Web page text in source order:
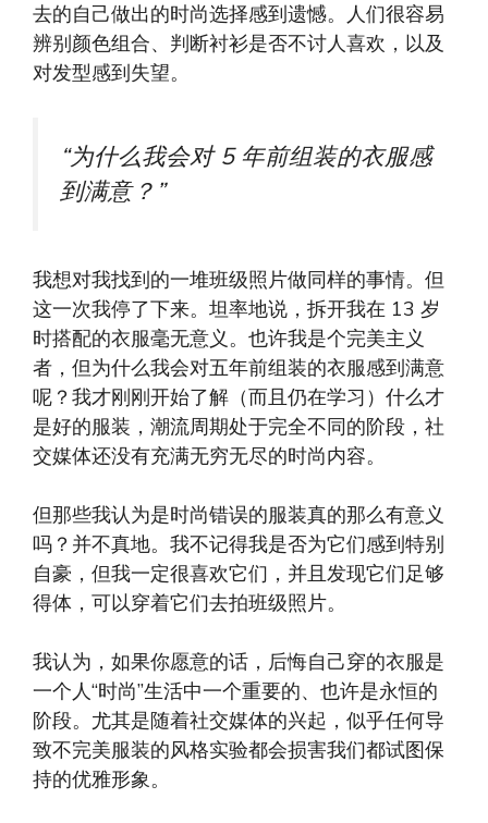
去的自己做出的时尚选择感到遗憾。人们很容易
辨别颜色组合、判断衬衫是否不讨人喜欢，以及
对发型感到失望。
“为什么我会对 5 年前组装的衣服感
到满意？”
我想对我找到的一堆班级照片做同样的事情。但
这一次我停了下来。坦率地说，拆开我在 13 岁
时搭配的衣服毫无意义。也许我是个完美主义
者，但为什么我会对五年前组装的衣服感到满意
呢？我才刚刚开始了解（而且仍在学习）什么才
是好的服装，潮流周期处于完全不同的阶段，社
交媒体还没有充满无穷无尽的时尚内容。
但那些我认为是时尚错误的服装真的那么有意义
吗？并不真地。我不记得我是否为它们感到特别
自豪，但我一定很喜欢它们，并且发现它们足够
得体，可以穿着它们去拍班级照片。
我认为，如果你愿意的话，后悔自己穿的衣服是
一个人“时尚”生活中一个重要的、也许是永恒的
阶段。尤其是随着社交媒体的兴起，似乎任何导
致不完美服装的风格实验都会损害我们都试图保
持的优雅形象。